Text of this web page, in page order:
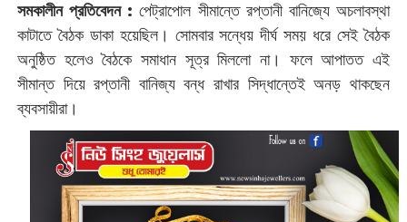
সমকালীন প্রতিবেদন : ‌পেট্রাপোল সীমান্তে রপ্তানী বানিজ্যে অচলাবস্থা
কাটাতে বৈঠক ডাকা হয়েছিল। সোমবার সন্ধেয় দীর্ঘ সময় ধরে সেই বৈঠক
অনুষ্ঠিত হলেও বৈঠকে সমাধান সূত্র মিললো না। ফলে আপাতত এই
সীমান্ত দিয়ে রপ্তানী বানিজ্য বন্ধ রাখার সিদ্ধান্তেই অনড় থাকছেন
ব্যবসায়ীরা।